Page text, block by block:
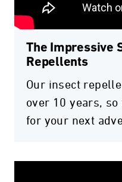
The Impressive
Repellents
Our insect
over 10 years,
for your next